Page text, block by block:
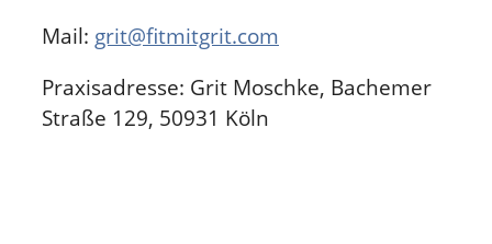
Mail: grit@fitmitgrit.com
Praxisadresse: Grit Moschke, Bachemer
Straße 129, 50931 Köln